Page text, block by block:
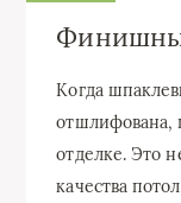
Когда
отшлифована,
отделке. Это
качества